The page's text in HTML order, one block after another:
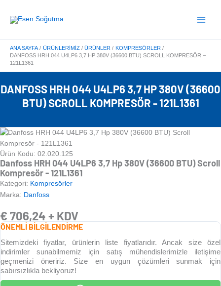
atla
Menu
ANA SAYFA ÜRÜNLERIMIZ ÜRÜNLER
KOMPRESÖRLER
DANFOSS HRH 044 U4LP6 3,7 HP 380V (36600 BTU) SCROLL KOMPRESÖR –
121L1361
DANFOSS HRH 044 U4LP6 3,7 HP 380V (36600
BTU) SCROLL KOMPRESÖR - 121L1361
Ürün Kodu: 02.020.125
Danfoss HRH 044 U4LP6 3,7 Hp 380V (36600 BTU) Scroll
Kompresör - 121L1361
Kategori: Kompresörler
Marka: Danfoss
€ 706,24 + KDV
ÖNEMLİ BİLGİLENDİRME
Sitemizdeki fiyatlar, ürünlerin liste fiyatlarıdır. Ancak size özel
indirimler sunabilmemiz için satış mühendislerimizle iletişime
geçmenizi öneririz. Size en uygun çözümleri sunmak için
sabırsızlıkla bekliyoruz!